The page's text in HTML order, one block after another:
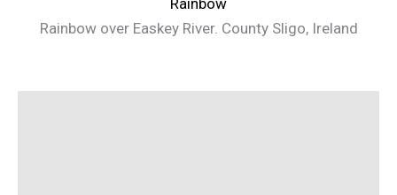
Rainbow over Easkey River. County Sligo, Ireland